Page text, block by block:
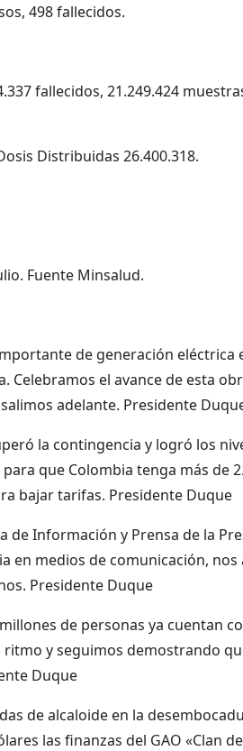
498 fallecidos.
fallecidos, 21.249.424
Distribuidas 26.400.318.
Fuente Minsalud.
de generación eléctrica
Celebramos el avance de esta
adelante. Presidente
la contingencia y logró los
que Colombia tenga más de
bajar tarifas. Presidente Duque
de Información y Prensa de la
en medios de comunicación,
Presidente Duque
de personas ya cuentan
y seguimos demostrando
Duque
de alcaloide en la
las finanzas del GAO «Clan